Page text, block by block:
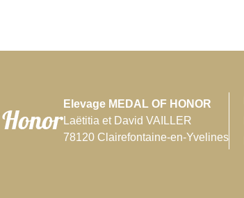
Elevage MEDAL OF HONOR
Laëtitia et David VAILLER
78120 Clairefontaine-en-Yvelines